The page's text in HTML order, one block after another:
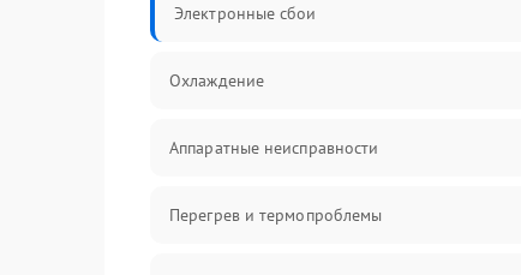
Электронные сбои
Охлаждение
Аппаратные неисправности
Перегрев и термопроблемы